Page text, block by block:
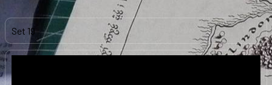
Set 19